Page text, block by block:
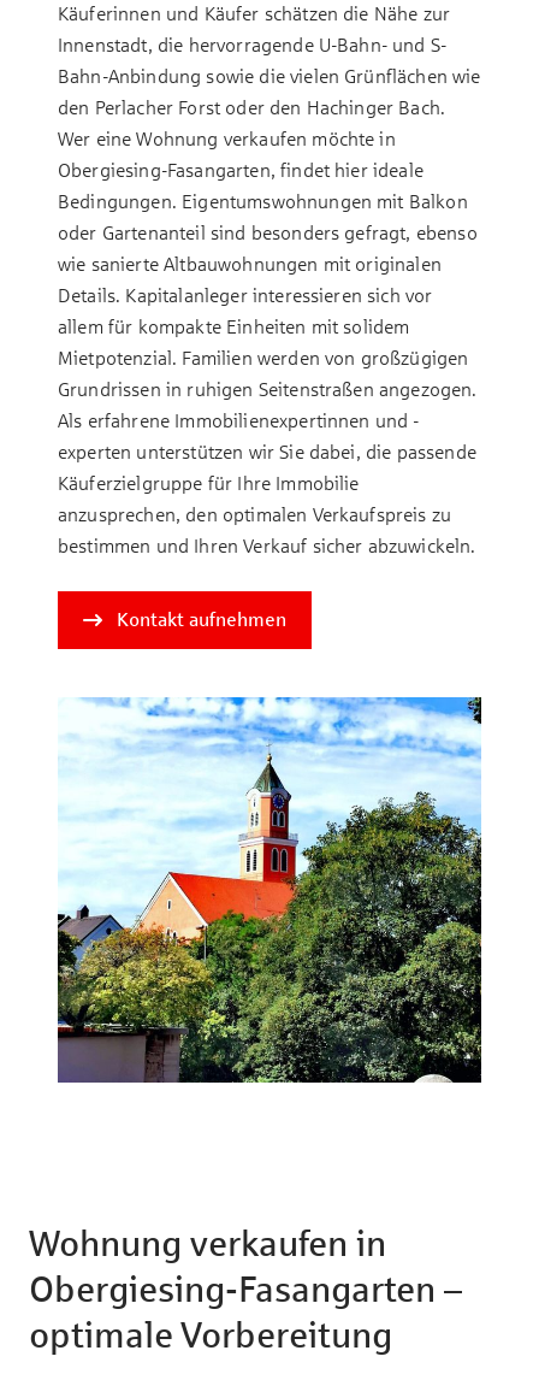
Käuferinnen und Käufer schätzen die Nähe zur
Innenstadt, die hervorragende U-Bahn- und S-
Bahn-Anbindung sowie die vielen Grünflächen wie
den Perlacher Forst oder den Hachinger Bach.
Wer eine Wohnung verkaufen möchte in
Obergiesing-Fasangarten, findet hier ideale
Bedingungen. Eigentumswohnungen mit Balkon
oder Gartenanteil sind besonders gefragt, ebenso
wie sanierte Altbauwohnungen mit originalen
Details. Kapitalanleger interessieren sich vor
allem für kompakte Einheiten mit solidem
Mietpotenzial. Familien werden von großzügigen
Grundrissen in ruhigen Seitenstraßen angezogen.
Als erfahrene Immobilienexpertinnen und -
experten unterstützen wir Sie dabei, die passende
Käuferzielgruppe für Ihre Immobilie
anzusprechen, den optimalen Verkaufspreis zu
bestimmen und Ihren Verkauf sicher abzuwickeln.
Kontakt aufnehmen
Wohnung verkaufen in
Obergiesing-Fasangarten –
optimale Vorbereitung